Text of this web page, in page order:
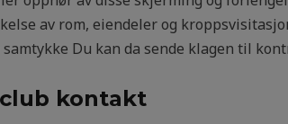
av rom, eiendeler og
Du kan da sende klagen til
kontakt